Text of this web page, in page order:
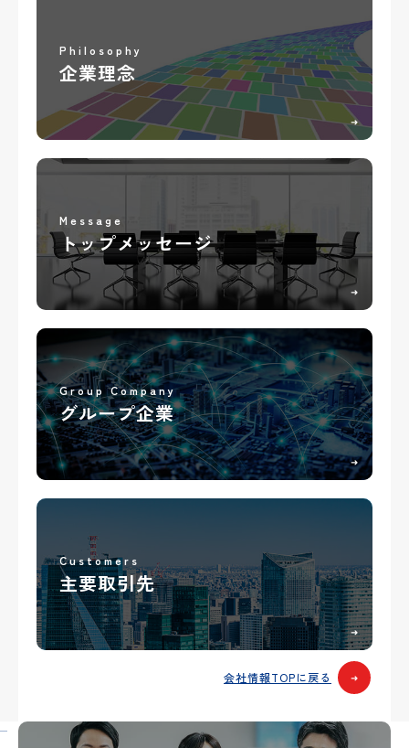
Philosophy
企業理念
➜
Message
トップメッセージ
➜
Group Company
グループ企業
➜
Customers
主要取引先
➜
会社情報TOPに戻る ➜